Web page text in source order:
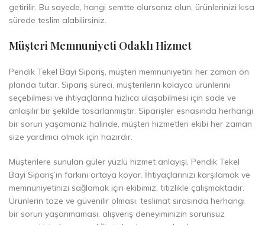
getirilir. Bu sayede, hangi semtte olursanız olun, ürünlerinizi kısa
sürede teslim alabilirsiniz.
Müşteri Memnuniyeti Odaklı Hizmet
Pendik Tekel Bayi Sipariş, müşteri memnuniyetini her zaman ön
planda tutar. Sipariş süreci, müşterilerin kolayca ürünlerini
seçebilmesi ve ihtiyaçlarına hızlıca ulaşabilmesi için sade ve
anlaşılır bir şekilde tasarlanmıştır. Siparişler esnasında herhangi
bir sorun yaşamanız halinde, müşteri hizmetleri ekibi her zaman
size yardımcı olmak için hazırdır.
Müşterilere sunulan güler yüzlü hizmet anlayışı, Pendik Tekel
Bayi Sipariş’in farkını ortaya koyar. İhtiyaçlarınızı karşılamak ve
memnuniyetinizi sağlamak için ekibimiz, titizlikle çalışmaktadır.
Ürünlerin taze ve güvenilir olması, teslimat sırasında herhangi
bir sorun yaşanmaması, alışveriş deneyiminizin sorunsuz